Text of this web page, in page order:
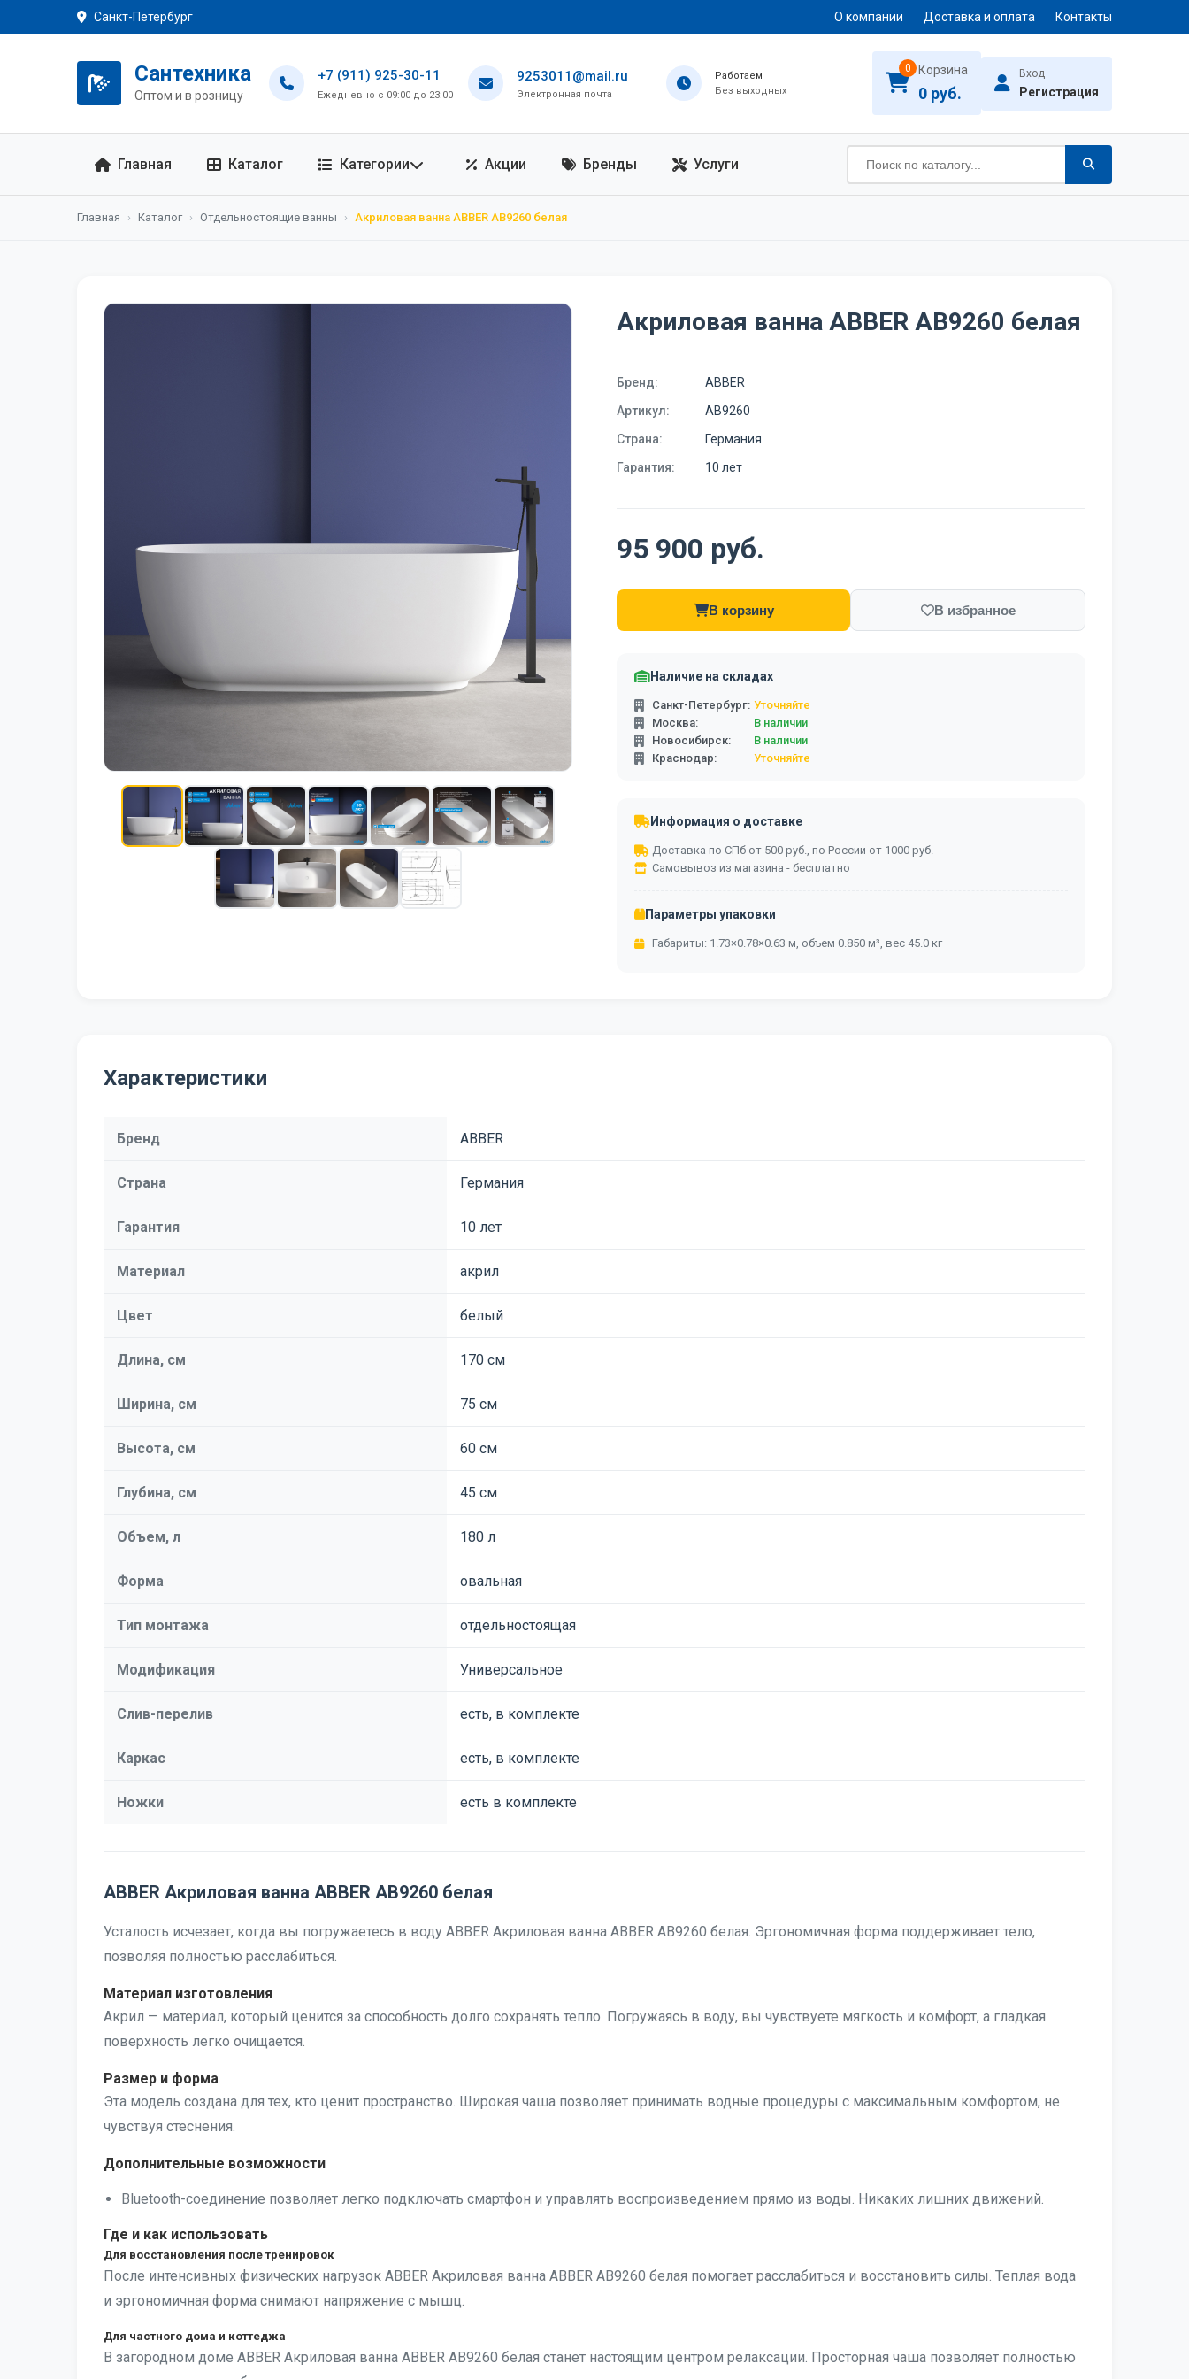
Санкт-Петербург О компании Доставка и оплата Контакты
Сантехника
Оптом и в розницу
+7 (911) 925-30-11
Ежедневно с 09:00 до 23:00
9253011@mail.ru
Электронная почта
Работаем
Без выходных
0 Корзина
0 руб.
Вход
Регистрация
Главная Каталог Категории Акции Бренды Услуги
Главная › Каталог › Отдельностоящие ванны › Акриловая ванна ABBER AB9260 белая
Акриловая ванна ABBER AB9260 белая
Бренд:
ABBER
Артикул:
AB9260
Страна:
Германия
Гарантия:
10 лет
95 900 руб.
В корзину В избранное
Наличие на складах
Санкт-Петербург: Уточняйте
Москва:
В наличии
Новосибирск:
В наличии
Краснодар:
Уточняйте
Информация о доставке
Доставка по СПб от 500 руб., по России от 1000 руб.
Самовывоз из магазина - бесплатно
Параметры упаковки
Габариты: 1.73×0.78×0.63 м, объем 0.850 м³, вес 45.0 кг
Характеристики
Бренд ABBER
Страна Германия
Гарантия 10 лет
Материал акрил
Цвет белый
Длина, см 170 см
Ширина, см 75 см
Высота, см 60 см
Глубина, см 45 см
Объем, л 180 л
Форма овальная
Тип монтажа отдельностоящая
Модификация Универсальное
Слив-перелив есть, в комплекте
Каркас есть, в комплекте
Ножки есть в комплекте
ABBER Акриловая ванна ABBER AB9260 белая
Усталость исчезает, когда вы погружаетесь в воду ABBER Акриловая ванна ABBER AB9260 белая. Эргономичная форма поддерживает тело,
позволяя полностью расслабиться.
Материал изготовления
Акрил — материал, который ценится за способность долго сохранять тепло. Погружаясь в воду, вы чувствуете мягкость и комфорт, а гладкая
поверхность легко очищается.
Размер и форма
Эта модель создана для тех, кто ценит пространство. Широкая чаша позволяет принимать водные процедуры с максимальным комфортом, не
чувствуя стеснения.
Дополнительные возможности
Bluetooth-соединение позволяет легко подключать смартфон и управлять воспроизведением прямо из воды. Никаких лишних движений.
Где и как использовать
Для восстановления после тренировок
После интенсивных физических нагрузок ABBER Акриловая ванна ABBER AB9260 белая помогает расслабиться и восстановить силы. Теплая вода
и эргономичная форма снимают напряжение с мышц.
Для частного дома и коттеджа
В загородном доме ABBER Акриловая ванна ABBER AB9260 белая станет настоящим центром релаксации. Просторная чаша позволяет полностью